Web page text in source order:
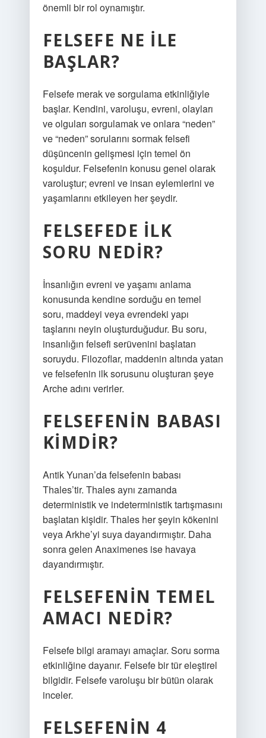
önemli bir rol oynamıştır.
FELSEFE NE ILE
BAŞLAR?
Felsefe merak ve sorgulama etkinliğiyle
başlar. Kendini, varoluşu, evreni, olayları
ve olguları sorgulamak ve onlara “neden”
ve “neden” sorularını sormak felsefi
düşüncenin gelişmesi için temel ön
koşuldur. Felsefenin konusu genel olarak
varoluştur; evreni ve insan eylemlerini ve
yaşamlarını etkileyen her şeydir.
FELSEFEDE ILK
SORU NEDIR?
İnsanlığın evreni ve yaşamı anlama
konusunda kendine sorduğu en temel
soru, maddeyi veya evrendeki yapı
taşlarını neyin oluşturduğudur. Bu soru,
insanlığın felsefi serüvenini başlatan
soruydu. Filozoflar, maddenin altında yatan
ve felsefenin ilk sorusunu oluşturan şeye
Arche adını verirler.
FELSEFENIN BABASI
KIMDIR?
Antik Yunan’da felsefenin babası
Thales’tir. Thales aynı zamanda
deterministik ve indeterministik tartışmasını
başlatan kişidir. Thales her şeyin kökenini
veya Arkhe’yi suya dayandırmıştır. Daha
sonra gelen Anaximenes ise havaya
dayandırmıştır.
FELSEFENIN TEMEL
AMACI NEDIR?
Felsefe bilgi aramayı amaçlar. Soru sorma
etkinliğine dayanır. Felsefe bir tür eleştirel
bilgidir. Felsefe varoluşu bir bütün olarak
inceler.
FELSEFENIN 4